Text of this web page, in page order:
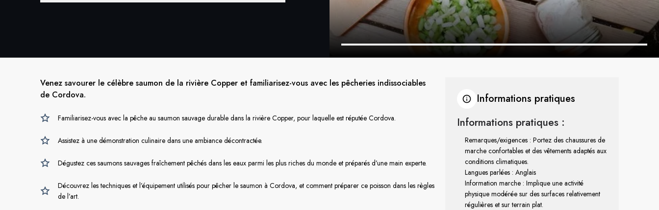
Venez savourer le célèbre saumon de la rivière Copper et familiarisez-vous avec les pêcheries indissociables
de Cordova.
Familiarisez-vous avec la pêche au saumon sauvage durable dans la rivière Copper, pour laquelle est réputée Cordova.
Assistez à une démonstration culinaire dans une ambiance décontractée.
Dégustez ces saumons sauvages fraîchement pêchés dans les eaux parmi les plus riches du monde et préparés d’une main experte.
Découvrez les techniques et l’équipement utilisés pour pêcher le saumon à Cordova, et comment préparer ce poisson dans les règles
de l’art.
Informations pratiques
Informations pratiques :
Remarques/exigences : Portez des chaussures de
marche confortables et des vêtements adaptés aux
conditions climatiques.
Langues parlées : Anglais
Information marche : Implique une activité
physique modérée sur des surfaces relativement
régulières et sur terrain plat.